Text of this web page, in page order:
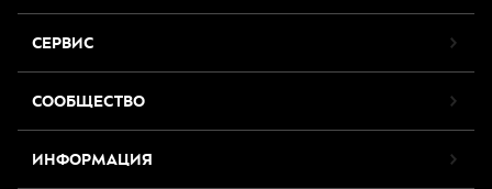
СЕРВИС
СООБЩЕСТВО
ИНФОРМАЦИЯ